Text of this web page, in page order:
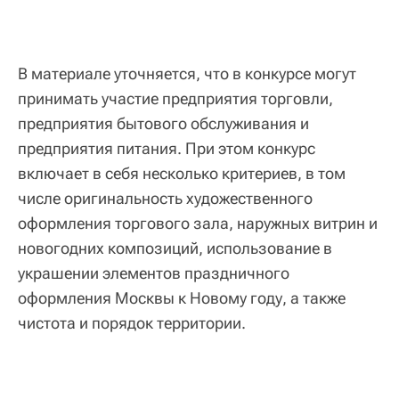
В материале уточняется, что в конкурсе могут
принимать участие предприятия торговли,
предприятия бытового обслуживания и
предприятия питания. При этом конкурс
включает в себя несколько критериев, в том
числе оригинальность художественного
оформления торгового зала, наружных витрин и
новогодних композиций, использование в
украшении элементов праздничного
оформления Москвы к Новому году, а также
чистота и порядок территории.